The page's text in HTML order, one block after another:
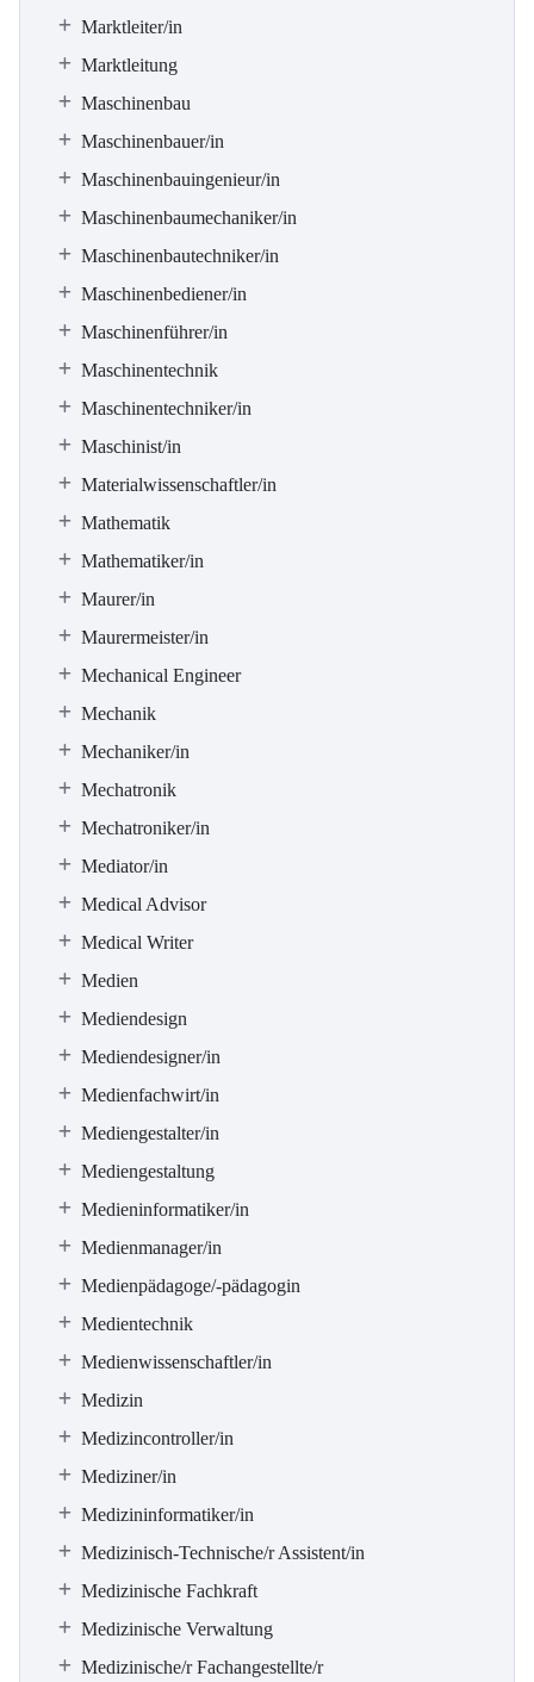
Marktleiter/in
Marktleitung
Maschinenbau
Maschinenbauer/in
Maschinenbauingenieur/in
Maschinenbaumechaniker/in
Maschinenbautechniker/in
Maschinenbediener/in
Maschinenführer/in
Maschinentechnik
Maschinentechniker/in
Maschinist/in
Materialwissenschaftler/in
Mathematik
Mathematiker/in
Maurer/in
Maurermeister/in
Mechanical Engineer
Mechanik
Mechaniker/in
Mechatronik
Mechatroniker/in
Mediator/in
Medical Advisor
Medical Writer
Medien
Mediendesign
Mediendesigner/in
Medienfachwirt/in
Mediengestalter/in
Mediengestaltung
Medieninformatiker/in
Medienmanager/in
Medienpädagoge/-pädagogin
Medientechnik
Medienwissenschaftler/in
Medizin
Medizincontroller/in
Mediziner/in
Medizininformatiker/in
Medizinisch-Technische/r Assistent/in
Medizinische Fachkraft
Medizinische Verwaltung
Medizinische/r Fachangestellte/r